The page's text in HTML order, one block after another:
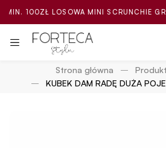
LOSOWA MINI SCRUNCHIE GRATIS
Strona główna
KUBEK DAM RADĘ DUŻA